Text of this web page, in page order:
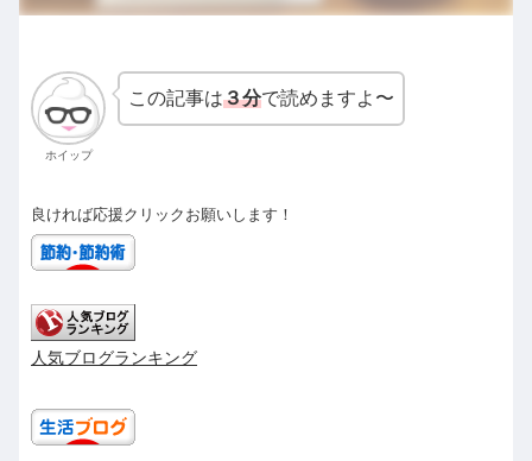
ホイップ
この記事は３分で読めますよ〜
良ければ応援クリックお願いします！
人気ブログランキング